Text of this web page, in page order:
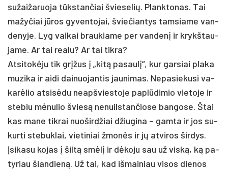
su­žai­ža­ruo­ja tūkstan­čiai švie­se­lių. Plank­to­nas. Tai
ma­žy­čiai jūros gy­ven­to­jai, švie­čian­tys tam­sia­me van­
de­ny­je. Lyg vai­kai brau­kia­me per van­denį ir krykš­tau­
ja­me. Ar tai rea­lu? Ar tai tik­ra?
At­si­tokė­ju tik grįžus į „kitą pa­saulį“, kur gar­siai pla­ka
mu­zi­ka ir ai­di dai­nuo­jan­tis jau­ni­mas. Ne­pa­sie­ku­si va­
karė­lio at­si­sėdu neapš­vies­to­je pa­plūdi­mio vie­to­je ir
ste­biu mėnu­lio šviesą ne­nuils­tan­čio­se ban­go­se. Štai
kas ma­ne tik­rai nuo­šird­žiai džiu­gi­na – gam­ta ir jos su­
kur­ti ste­buk­lai, vie­ti­niai žmonės ir jų at­vi­ros šir­dys.
Įsi­ka­su ko­jas į šiltą smėlį ir dėko­ju sau už viską, ką pa­
ty­riau šian­dieną. Už tai, kad iš­mai­niau vi­sos die­nos